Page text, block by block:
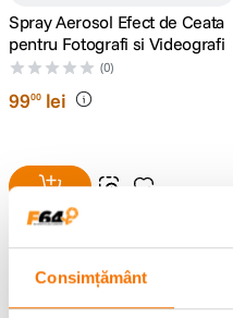
Consimțământ
Spray Aerosol Efect de Ceata
pentru Fotografi si Videografi
(0)
9900 lei